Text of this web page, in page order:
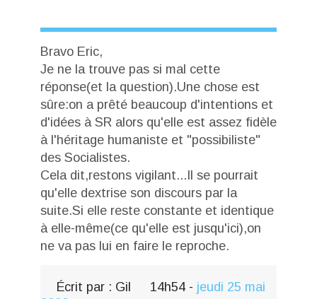
Bravo Eric,
Je ne la trouve pas si mal cette
réponse(et la question).Une chose est
sûre:on a prêté beaucoup d'intentions et
d'idées à SR alors qu'elle est assez fidèle
à l'héritage humaniste et "possibiliste"
des Socialistes.
Cela dit,restons vigilant...Il se pourrait
qu'elle dextrise son discours par la
suite.Si elle reste constante et identique
à elle-même(ce qu'elle est jusqu'ici),on
ne va pas lui en faire le reproche.
Écrit par : Gil 14h54 - jeudi 25 mai